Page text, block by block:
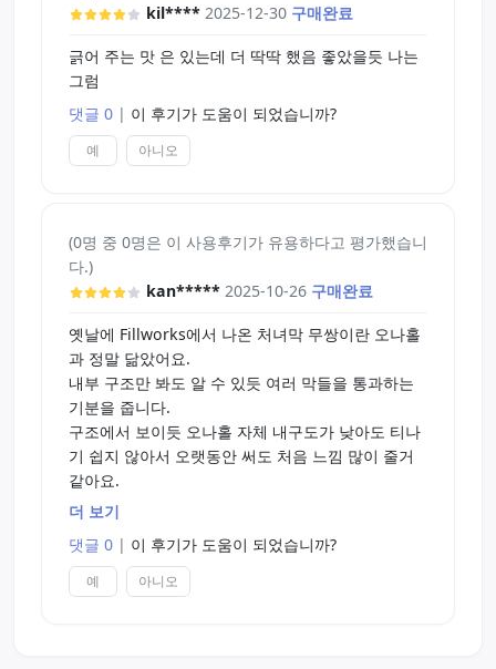
kil**** 2025-12-30 구매완료
긁어 주는 맛 은 있는데 더 딱딱 했음 좋았을듯 나는
그럼
댓글 0 | 이 후기가 도움이 되었습니까?
예 아니오
(0명 중 0명은 이 사용후기가 유용하다고 평가했습니
다.)
kan***** 2025-10-26 구매완료
옛날에 Fillworks에서 나온 처녀막 무쌍이란 오나홀
과 정말 닮았어요.
내부 구조만 봐도 알 수 있듯 여러 막들을 통과하는
기분을 줍니다.
구조에서 보이듯 오나홀 자체 내구도가 낮아도 티나
기 쉽지 않아서 오랫동안 써도 처음 느낌 많이 줄거
같아요.
화학 고무 냄새 세게 납니다.
그냥 오나홀 고무 냄새가 아니라 타이어 태우는 냄새
비스무리하게 나는게 참 고약해요.
더 보기
댓글 0 | 이 후기가 도움이 되었습니까?
예 아니오